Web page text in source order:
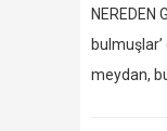
NEREDEN
meydan,